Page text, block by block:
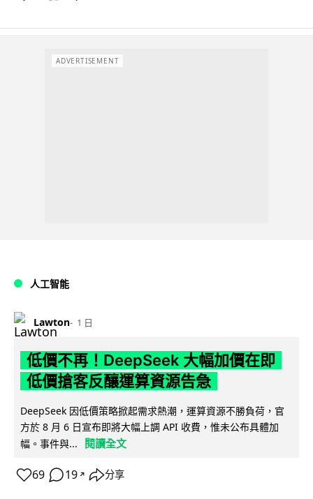
ADVERTISEMENT
人工智能
Lawton 1 日
低價不再！DeepSeek 大幅加價在即
低價搶客反釀運算資源告急
DeepSeek 因低價策略掀起需求熱潮，運算資源不勝負荷，官
方於 8 月 6 日宣布即將大幅上調 API 收費，惟未公布具體加
幅。事件與...
閱讀全文
69 19 ↗ 分享